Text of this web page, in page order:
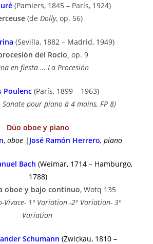
(Pamiers, 1845 – París, 1924)
(de Dolly, op. 56)
(Sevilla, 1882 – Madrid, 1949)
del Rocío, op. 9
en fiesta … La Procesión
Poulenc (París, 1899 – 1963)
Sonate pour piano à 4 mains, FP 8)
Dúo oboe y piano
, oboe | José Ramón Herrero, piano
Bach (Weimar, 1714 – Hamburgo,
1788)
oboe y bajo continuo, Wotq 135
Vivace- 1º Variation -2º Variation- 3º
Variation
Schumann (Zwickau, 1810 –